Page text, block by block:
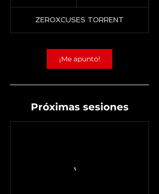
ZEROXCUSES TORRENT
¡Me apunto!
Próximas sesiones